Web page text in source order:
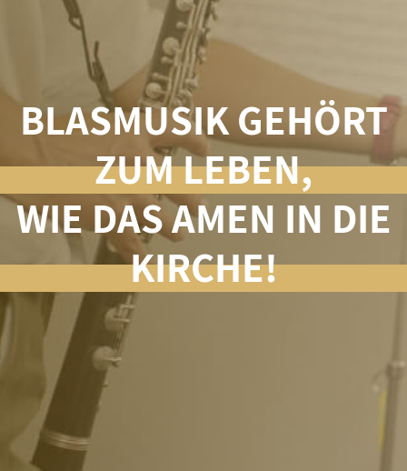
BLASMUSIK GEHÖRT
ZUM LEBEN,
WIE DAS AMEN IN DIE
KIRCHE!